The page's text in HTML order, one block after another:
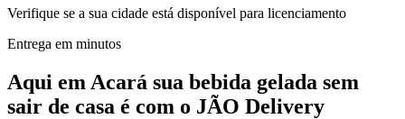
Verifique se a sua cidade está disponível para licenciamento
Entrega em minutos
Aqui em Acará sua bebida gelada sem
sair de casa é com o JÃO Delivery